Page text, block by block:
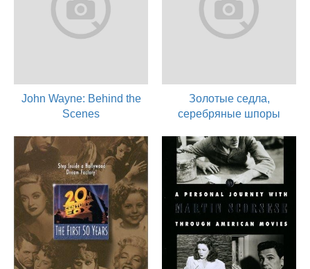
John Wayne: Behind the
Scenes
актер
Золотые седла,
серебряные шпоры
актер